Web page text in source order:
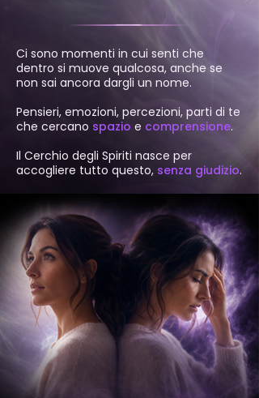
Ci sono momenti in cui senti che
dentro si muove qualcosa, anche se
non sai ancora dargli un nome.
Pensieri, emozioni, percezioni, parti di te
che cercano spazio e comprensione.
Il Cerchio degli Spiriti nasce per
accogliere tutto questo, senza giudizio.